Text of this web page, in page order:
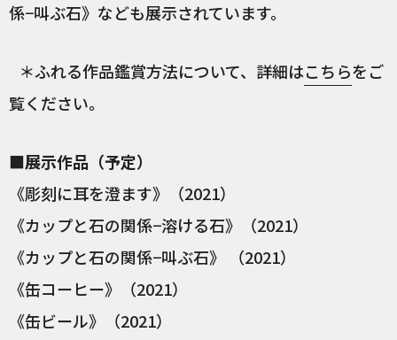
係−叫ぶ石》なども展示されています。
＊ふれる作品鑑賞方法について、詳細はこちらをご
覧ください。
■展示作品（予定）
《彫刻に耳を澄ます》（2021）
《カップと石の関係−溶ける石》（2021）
《カップと石の関係−叫ぶ石》 （2021）
《缶コーヒー》（2021）
《缶ビール》（2021）